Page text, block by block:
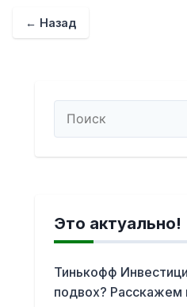
← Назад
Это актуально!
Тинькофф
подвох? Расскажем